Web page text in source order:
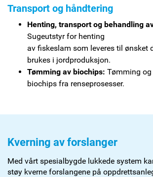
Transport og håndtering
Henting, transport og behandling
Sugeutstyr for henting
av fiskeslam som leveres til ønsket
brukes i jordproduksjon.
Tømming av biochips: Tømming
biochips fra renseprosesser.
Kverning av forslanger
Med vårt spesialbygde lukkede system
støy kverne forslangene på